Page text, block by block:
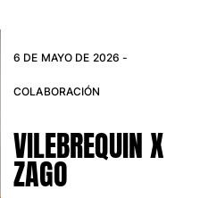
6 DE MAYO DE 2026 -
COLABORACIÓN
VILEBREQUIN X
ZAGO